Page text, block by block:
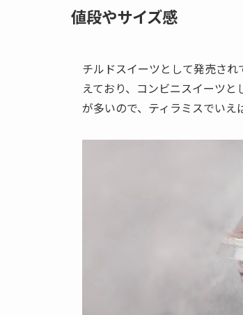
値段やサイズ感
チルドスイーツとして発売され
えており、コンビニスイーツ
が多いので、ティラミスでいえ